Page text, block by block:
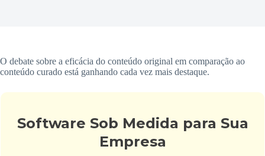
O debate sobre a eficácia do conteúdo original em comparação ao
conteúdo curado está ganhando cada vez mais destaque.
Software Sob Medida para Sua
Empresa